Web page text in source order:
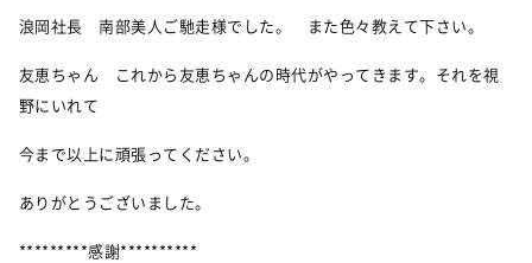
浪岡社長 南部美人ご馳走様でした。 また色々教えて下さい。
友恵ちゃん これから友恵ちゃんの時代がやってきます。それを視
野にいれて
今まで以上に頑張ってください。
ありがとうございました。
*********感謝**********